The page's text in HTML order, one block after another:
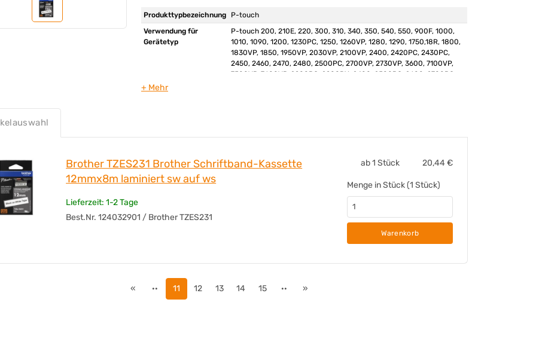
Produkttypbezeichnung
P-touch
Verwendung für
Gerätetyp
P-touch 200, 210E, 220, 300, 310, 340, 350, 540, 550, 900F, 1000,
1010, 1090, 1200, 1230PC, 1250, 1260VP, 1280, 1290, 1750,18R, 1800,
1830VP, 1850, 1950VP, 2030VP, 2100VP, 2400, 2420PC, 2430PC,
2450, 2460, 2470, 2480, 2500PC, 2700VP, 2730VP, 3600, 7100VP,
7500VP, 7600VP, 9200PC, 9200DX, 9400, 9500PC, 9600, 9700PC,
Beschriftungsbandes
Maße
Schriftbandes
Druckfarbe
Brother TZES231 Brother Schriftband-Kassette
12mmx8m laminiert sw auf ws
Lieferzeit: 1-2 Tage
Best.Nr. 124032901 / Brother TZES231
ab 1 Stück 20,44 €
Menge in Stück (1 Stück)
Warenkorb
« ·· 11 12 13 14 15 ·· »